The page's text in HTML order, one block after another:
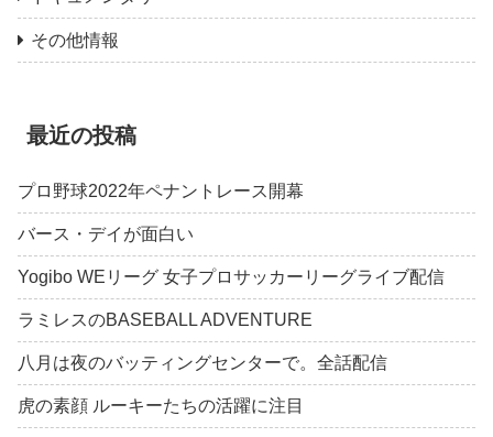
その他情報
最近の投稿
プロ野球2022年ペナントレース開幕
バース・デイが面白い
Yogibo WEリーグ 女子プロサッカーリーグライブ配信
ラミレスのBASEBALL ADVENTURE
八月は夜のバッティングセンターで。全話配信
虎の素顔 ルーキーたちの活躍に注目